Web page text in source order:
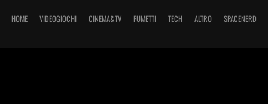
HOME VIDEOGIOCHI CINEMA&TV FUMETTI TECH ALTRO SPACENERD